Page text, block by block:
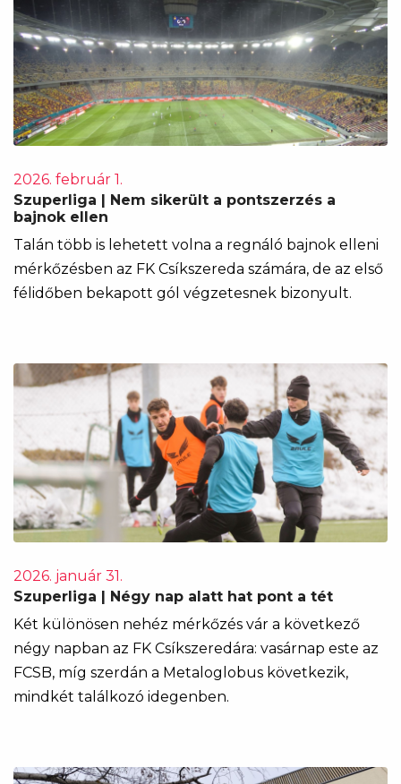
2026. február 1.
Szuperliga | Nem sikerült a pontszerzés a
bajnok ellen
Talán több is lehetett volna a regnáló bajnok elleni
mérkőzésben az FK Csíkszereda számára, de az első
félidőben bekapott gól végzetesnek bizonyult.
2026. január 31.
Szuperliga | Négy nap alatt hat pont a tét
Két különösen nehéz mérkőzés vár a következő
négy napban az FK Csíkszeredára: vasárnap este az
FCSB, míg szerdán a Metaloglobus következik,
mindkét találkozó idegenben.